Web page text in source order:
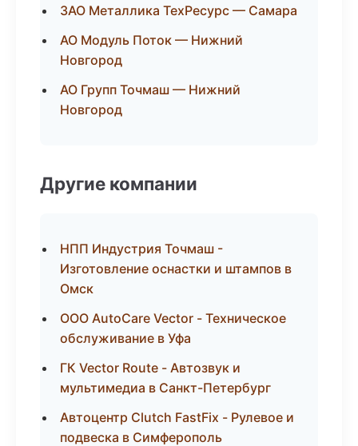
ЗАО Металлика ТехРесурс — Самара
АО Модуль Поток — Нижний
Новгород
АО Групп Точмаш — Нижний
Новгород
Другие компании
НПП Индустрия Точмаш -
Изготовление оснастки и штампов в
Омск
ООО AutoCare Vector - Техническое
обслуживание в Уфа
ГК Vector Route - Автозвук и
мультимедиа в Санкт-Петербург
Автоцентр Clutch FastFix - Рулевое и
подвеска в Симферополь